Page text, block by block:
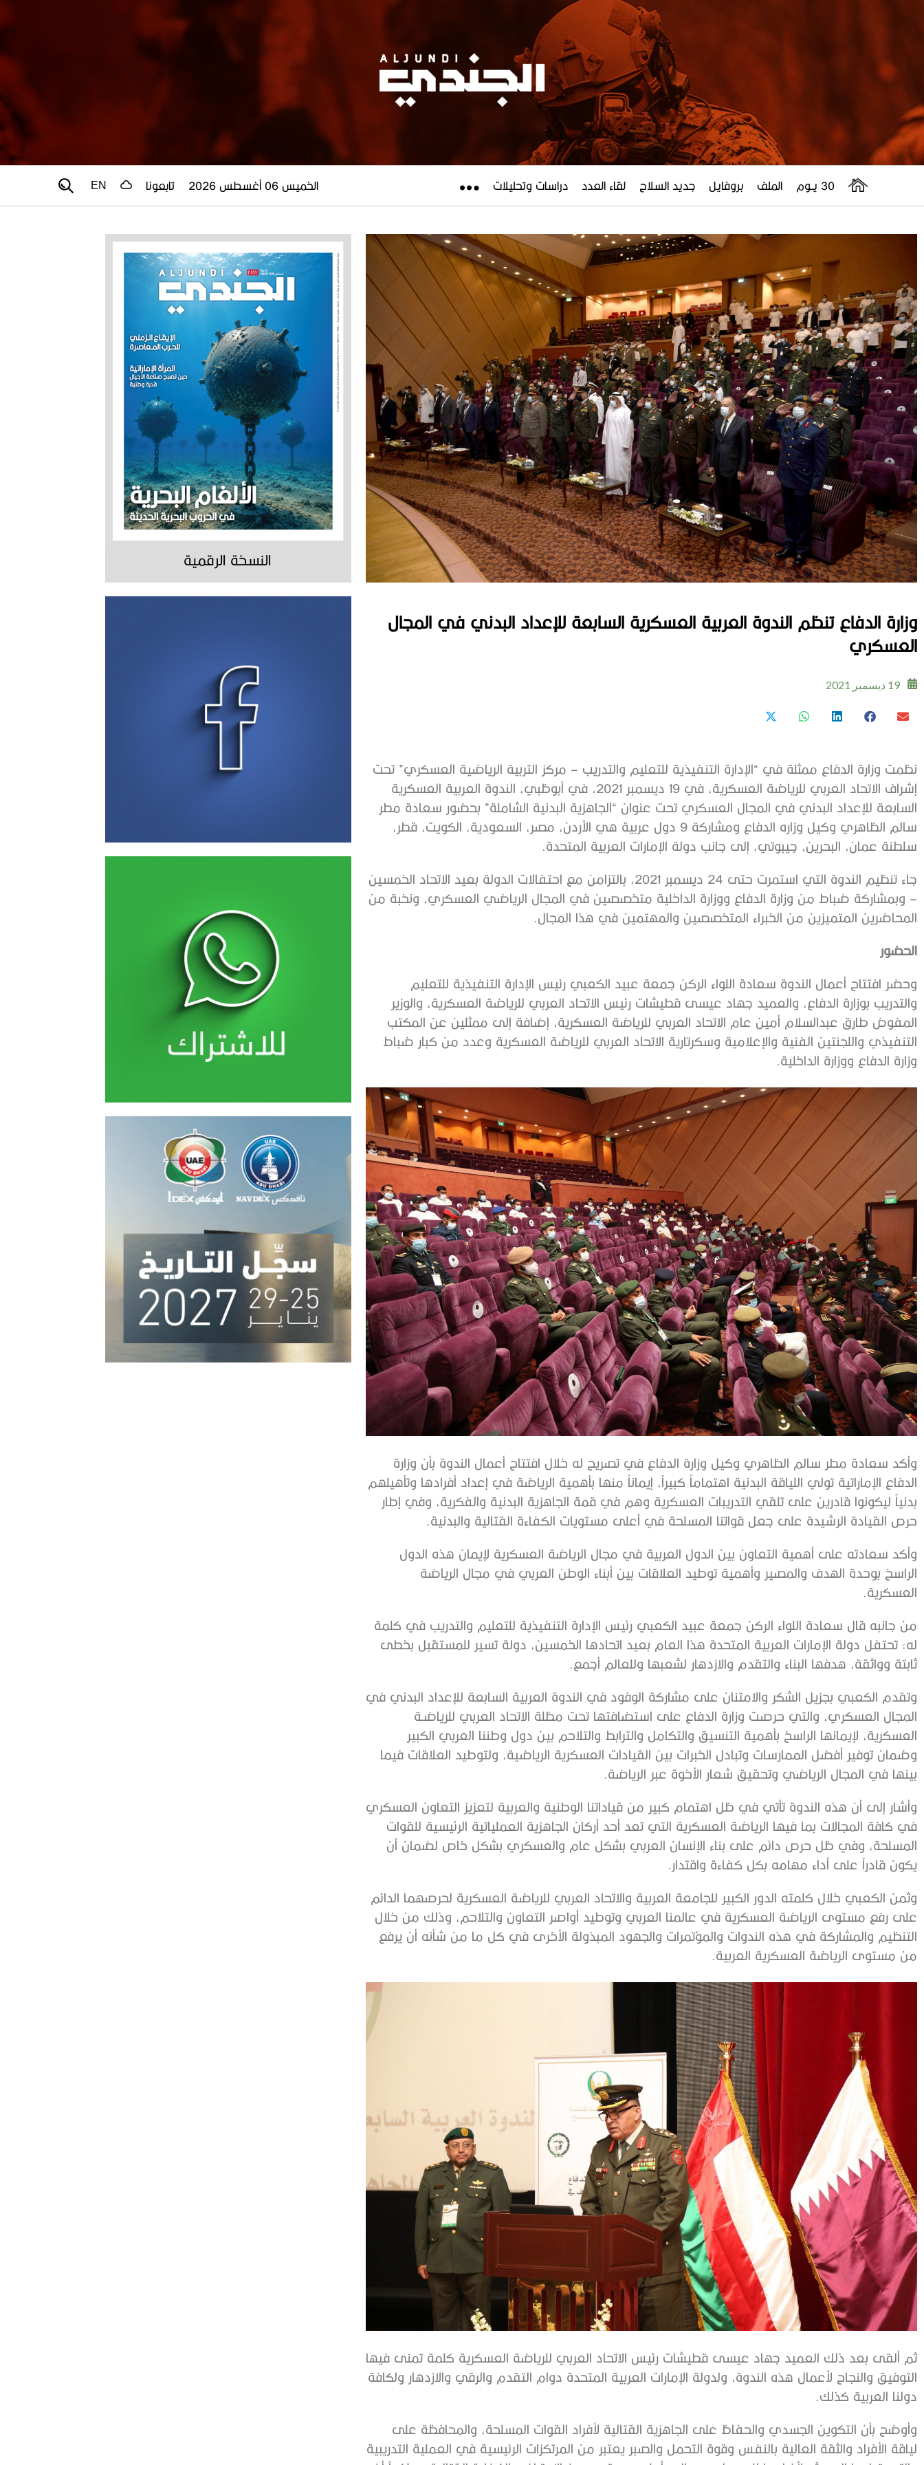
30 يــوم الملف بروفايل جديد السلاح لقاء العدد دراسات وتحليلات الخميس 06 أغسطس 2026 تابعونا EN
وزارة الدفاع تنظم الندوة العربية العسكرية السابعة للإعداد البدني في المجال
العسكري
19 ديسمبر 2021
نظمت وزارة الدفاع ممثلة في “الإدارة التنفيذية للتعليم والتدريب – مركز التربية الرياضية العسكري” تحت
إشراف الاتحاد العربي للرياضة العسكرية، في 19 ديسمبر 2021، في أبوظبي، الندوة العربية العسكرية
السابعة للإعداد البدني في المجال العسكري تحت عنوان “الجاهزية البدنية الشاملة” بحضور سعادة مطر
سالم الظاهري وكيل وزاره الدفاع ومشاركة 9 دول عربية هي الأردن، مصر، السعودية، الكويت، قطر،
سلطنة عمان، البحرين، جيبوتي، إلى جانب دولة الإمارات العربية المتحدة.
جاء تنظيم الندوة التي استمرت حتى 24 ديسمبر 2021، بالتزامن مع احتفالات الدولة بعيد الاتحاد الخمسين
– وبمشاركة ضباط من وزارة الدفاع ووزارة الداخلية متخصصين في المجال الرياضي العسكري، ونخبة من
المحاضرين المتميزين من الخبراء المتخصصين والمهتمين في هذا المجال.
الحضور
وحضر افتتاح أعمال الندوة سعادة اللواء الركن جمعة عبيد الكعبي رئيس الإدارة التنفيذية للتعليم
والتدريب بوزارة الدفاع، والعميد جهاد عيسى قطيشات رئيس الاتحاد العربي للرياضة العسكرية، والوزير
المفوض طارق عبدالسلام أمين عام الاتحاد العربي للرياضة العسكرية، إضافة إلى ممثلين عن المكتب
التنفيذي واللجنتين الفنية والإعلامية وسكرتارية الاتحاد العربي للرياضة العسكرية وعدد من كبار ضباط
وزارة الدفاع ووزارة الداخلية.
وأكد سعادة مطر سالم الظاهري وكيل وزارة الدفاع في تصريح له خلال افتتاح أعمال الندوة بأن وزارة
الدفاع الإماراتية تولي اللياقة البدنية اهتماماً كبيراً، إيماناً منها بأهمية الرياضة في إعداد أفرادها وتأهيلهم
بدنياً ليكونوا قادرين على تلقي التدريبات العسكرية وهم في قمة الجاهزية البدنية والفكرية، وفي إطار
حرص القيادة الرشيدة على جعل قواتنا المسلحة في أعلى مستويات الكفاءة القتالية والبدنية.
وأكد سعادته على أهمية التعاون بين الدول العربية في مجال الرياضة العسكرية لإيمان هذه الدول
الراسخ بوحدة الهدف والمصير وأهمية توطيد العلاقات بين أبناء الوطن العربي في مجال الرياضة
العسكرية.
من جانبه قال سعادة اللواء الركن جمعة عبيد الكعبي رئيس الإدارة التنفيذية للتعليم والتدريب في كلمة
له: تحتفل دولة الإمارات العربية المتحدة هذا العام بعيد اتحادها الخمسين، دولة تسير للمستقبل بخطى
ثابتة وواثقة، هدفها البناء والتقدم والازدهار لشعبها وللعالم أجمع.
وتقدم الكعبي بجزيل الشكر والامتنان على مشاركة الوفود في الندوة العربية السابعة للإعداد البدني في
المجال العسكري، والتي حرصت وزارة الدفاع على استضافتها تحت مظلة الاتحاد العربي للرياضـة
العسكرية، لإيمانها الراسخ بأهمية التنسيق والتكامل والترابط والتلاحم بين دول وطننا العربي الكبير
وضمان توفير أفضل الممارسات وتبادل الخبرات بين القيادات العسكرية الرياضية، ولتوطيد العلاقات فيما
بينها في المجال الرياضي وتحقيق شعار الأخوة عبر الرياضة.
وأشار إلى أن هذه الندوة تأتي في ظل اهتمام كبير من قياداتنا الوطنية والعربية لتعزيز التعاون العسكري
في كافة المجالات بما فيها الرياضة العسكرية التي تعد أحد أركان الجاهزية العملياتية الرئيسية للقوات
المسلحة، وفي ظل حرص دائم على بناء الإنسان العربي بشكل عام والعسكري بشكل خاص لضمان أن
يكون قادراً على أداء مهامه بكل كفاءة واقتدار.
وثمن الكعبي خلال كلمته الدور الكبير للجامعة العربية والاتحاد العربي للرياضة العسكرية لحرصهما الدائم
على رفع مستوى الرياضة العسكرية في عالمنا العربي وتوطيد أواصر التعاون والتلاحم، وذلك من خلال
التنظيم والمشاركة في هذه الندوات والمؤتمرات والجهود المبذولة الأخرى في كل ما من شأنه أن يرفع
من مستوى الرياضة العسكرية العربية.
ثم ألقى بعد ذلك العميد جهاد عيسى قطيشات رئيس الاتحاد العربي للرياضة العسكرية كلمة تمنى فيها
التوفيق والنجاح لأعمال هذه الندوة، ولدولة الإمارات العربية المتحدة دوام التقدم والرقي والازدهار ولكافة
دولنا العربية كذلك.
وأوضح بأن التكوين الجسدي والحفاظ على الجاهزية القتالية لأفراد القوات المسلحة، والمحافظة على
لياقة الأفراد والثقة العالية بالنفس وقوة التحمل والصبر يعتبر من المرتكزات الرئيسية في العملية التدريبية
النسخة الرقمية